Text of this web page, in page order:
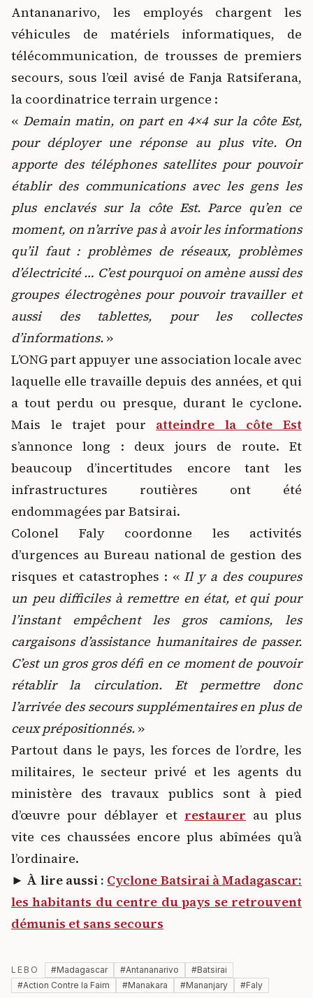
Antananarivo, les employés chargent les
véhicules de matériels informatiques, de
télécommunication, de trousses de premiers
secours, sous l’œil avisé de Fanja Ratsiferana,
la coordinatrice terrain urgence :
« Demain matin, on part en 4×4 sur la côte Est,
pour déployer une réponse au plus vite. On
apporte des téléphones satellites pour pouvoir
établir des communications avec les gens les
plus enclavés sur la côte Est. Parce qu’en ce
moment, on n’arrive pas à avoir les informations
qu’il faut : problèmes de réseaux, problèmes
d’électricité … C’est pourquoi on amène aussi des
groupes électrogènes pour pouvoir travailler et
aussi des tablettes, pour les collectes
d’informations. »
L’ONG part appuyer une association locale avec
laquelle elle travaille depuis des années, et qui
a tout perdu ou presque, durant le cyclone.
Mais le trajet pour
atteindre la côte Est
s’annonce long : deux jours de route. Et
beaucoup d’incertitudes encore tant les
infrastructures routières ont été
endommagées par Batsirai.
Colonel Faly coordonne les activités
d’urgences au Bureau national de gestion des
risques et catastrophes : «Il y a des coupures
un peu difficiles à remettre en état, et qui pour
l’instant empêchent les gros camions, les
cargaisons d’assistance humanitaires de passer.
C’est un gros gros défi en ce moment de pouvoir
rétablir la circulation. Et permettre donc
l’arrivée des secours supplémentaires en plus de
ceux prépositionnés. »
Partout dans le pays, les forces de l’ordre, les
militaires, le secteur privé et les agents du
ministère des travaux publics sont à pied
d’œuvre pour déblayer et restaurer au plus
vite ces chaussées encore plus abîmées qu’à
l’ordinaire.
► À lire aussi : Cyclone Batsirai à Madagascar:
les habitants du centre du pays se retrouvent
démunis et sans secours
LEBO #Madagascar #Antananarivo #Batsirai
#Action Contre la Faim #Manakara #Mananjary #Faly